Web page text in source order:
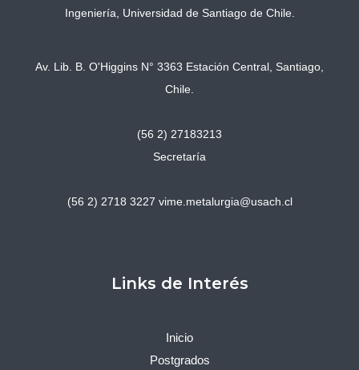
Ingeniería, Universidad de Santiago de Chile.
Av. Lib. B. O'Higgins N° 3363 Estación Central, Santiago,
Chile.
(56 2) 27183213
Secretaría
(56 2) 2718 3227 vime.metalurgia@usach.cl
Links de Interés
Inicio
Postgrados